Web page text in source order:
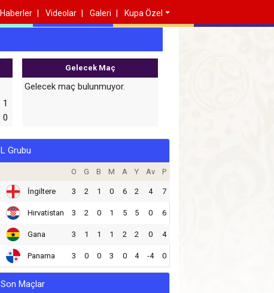
Haberler Videolar Galeri Kupa Özel
1
0
Gelecek Maç
Gelecek maç bulunmuyor.
L Grubu
O G B M A Y Av P
İngiltere 3 2 1 0 6 2 4 7
Hırvatistan 3 2 0 1 5 5 0 6
Gana 3 1 1 1 2 2 0 4
Panama 3 0 0 3 0 4 -4 0
Son Maçlar